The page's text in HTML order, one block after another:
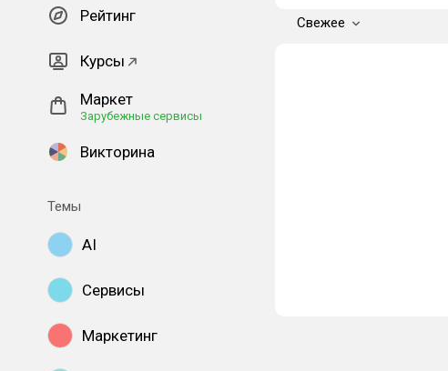
Рейтинг
Курсы
Маркет
Зарубежные сервисы
Викторина
Темы
AI
Сервисы
Маркетинг
Свежее